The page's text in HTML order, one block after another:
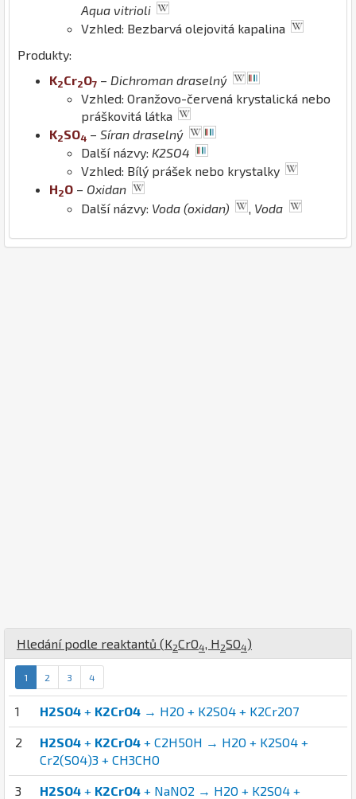
Aqua vitrioli
Vzhled: Bezbarvá olejovitá kapalina
Produkty:
K2Cr2O7 – Dichroman draselný
Vzhled: Oranžovo-červená krystalická nebo
práškovitá látka
K2SO4 – Síran draselný
Další názvy: K2SO4
Vzhled: Bílý prášek nebo krystalky
H2O – Oxidan
Další názvy: Voda (oxidan) Voda
Hledání podle reaktantů (K2CrO4 H 2SO4)
1 2 3 4
1 H2SO4 + K2CrO4 → H2O + K2SO4 + K2Cr2O7
2 H2SO4 + K2CrO4 + C2H5OH → H2O + K2SO4 +
Cr2(SO4)3 + CH3CHO
3 H2SO4 + K2CrO4 + NaNO2 → H2O + K2SO4 +